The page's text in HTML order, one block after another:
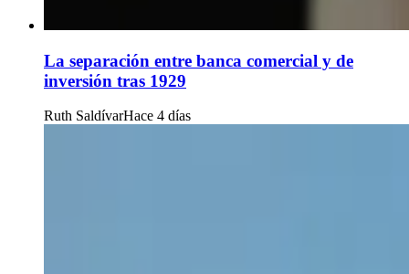
La separación entre banca comercial y de
inversión tras 1929
Ruth SaldívarHace 4 días